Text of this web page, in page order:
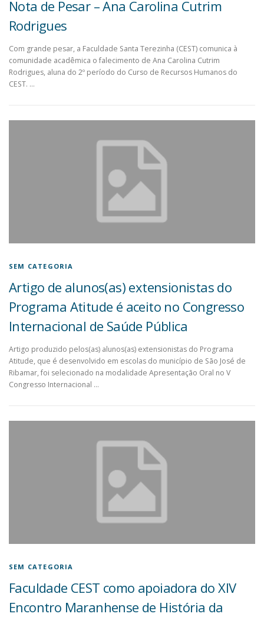
Nota de Pesar – Ana Carolina Cutrim
Rodrigues
Com grande pesar, a Faculdade Santa Terezinha (CEST) comunica à
comunidade acadêmica o falecimento de Ana Carolina Cutrim
Rodrigues, aluna do 2º período do Curso de Recursos Humanos do
CEST. …
SEM CATEGORIA
Artigo de alunos(as) extensionistas do
Programa Atitude é aceito no Congresso
Internacional de Saúde Pública
Artigo produzido pelos(as) alunos(as) extensionistas do Programa
Atitude, que é desenvolvido em escolas do município de São José de
Ribamar, foi selecionado na modalidade Apresentação Oral no V
Congresso Internacional …
SEM CATEGORIA
Faculdade CEST como apoiadora do XIV
Encontro Maranhense de História da